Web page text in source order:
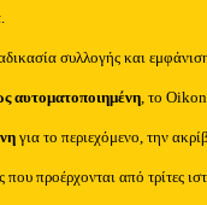
συλλογής και
αυτοματοποιημένη , το
για το περιεχόμενο, την
που προέρχονται από τρίτες